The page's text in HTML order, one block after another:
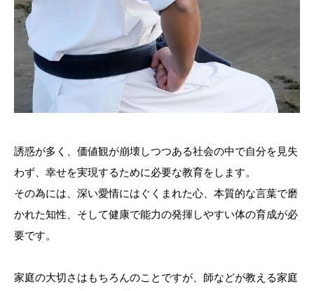
誘惑が多く、価値観が崩壊しつつある社会の中で自分を見失
わず、幸せを実現するために必要な教育をします。
その為には、深い愛情にはぐくまれた心、本質的な言葉で磨
かれた知性、そして健康で能力の発揮しやすい体の育成が必
要です。
家庭の大切さはもちろんのことですが、師などが教える家庭